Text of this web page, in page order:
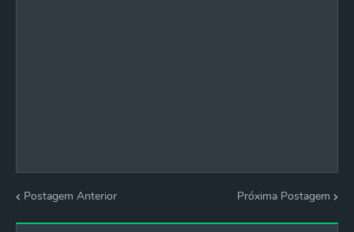
Postagem Anterior Próxima Postagem